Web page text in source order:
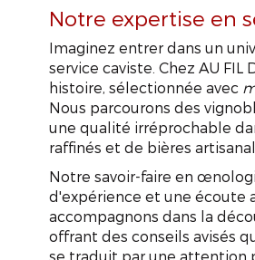
Notre expertise en
Imaginez entrer dans un
service caviste. Chez AU FIL
histoire, sélectionnée avec
Nous parcourons des
une qualité irréprochable
raffinés et de bières
Notre savoir-faire en
d'expérience et une écoute
accompagnons dans la
offrant des conseils avisés
se traduit par une attention